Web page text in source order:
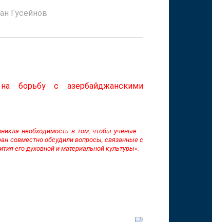
Гусейнов
борьбу с азербайджанскими
необходимость в том, чтобы ученые –
совместно обсудили вопросы, связанные с
его духовной и материальной культуры».